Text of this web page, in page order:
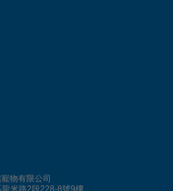
物有限公司
龍米路2段228-8號9樓